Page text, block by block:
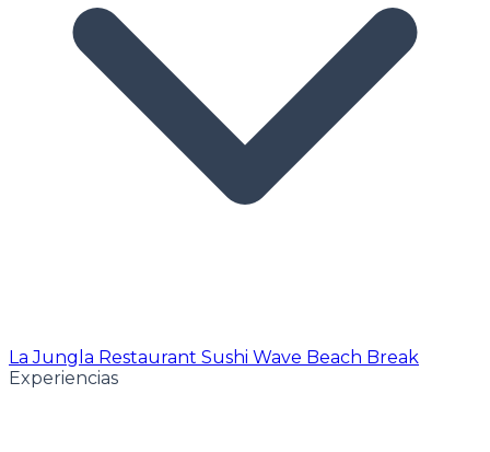
La Jungla Restaurant Sushi Wave Beach Break
Experiencias